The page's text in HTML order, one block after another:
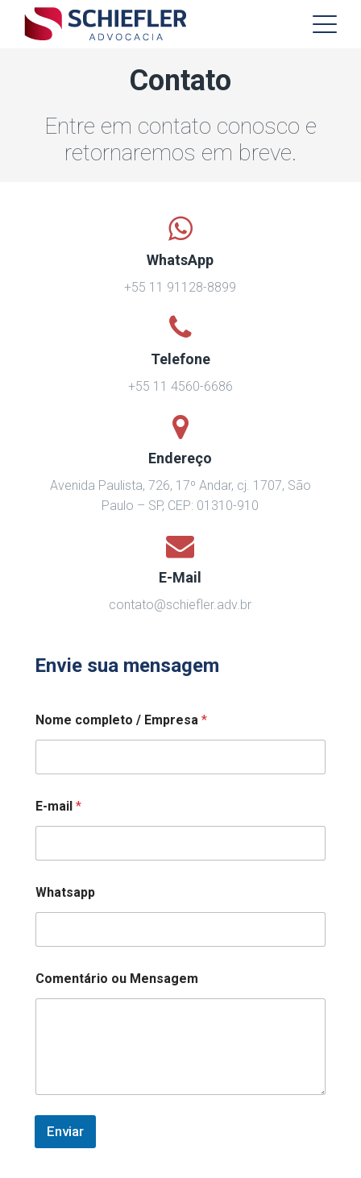
Contato
Entre em contato conosco e
retornaremos em breve.
WhatsApp
+55 11 91128-8899
Telefone
+55 11 4560-6686
Endereço
Avenida Paulista, 726, 17º Andar, cj. 1707, São
Paulo – SP, CEP: 01310-910
E-Mail
contato@schiefler.adv.br
Envie sua mensagem
o
m
n
á
r
i
*
o
Nome completo / Empresa *
E-mail *
Whatsapp
Comentário ou Mensagem
Enviar